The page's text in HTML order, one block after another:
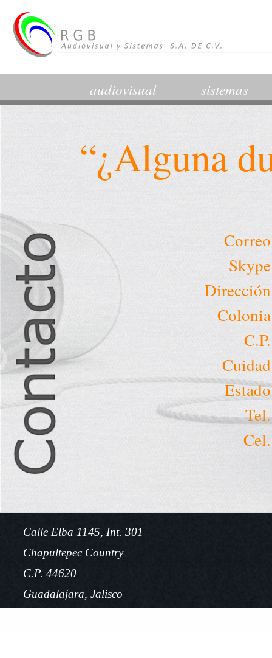
audiovisual sistemas
Calle Elba 1145, Int. 301
Chapultepec Country
C.P. 44620
Guadalajara, Jalisco
“¿Alguna